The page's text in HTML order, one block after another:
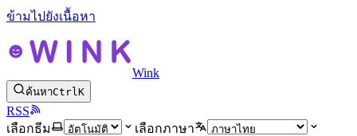
ข้ามไปยังเนื้อหา
Wink
ค้นหาCtrlK
RSS
เลือกธีม
เลือกภาษา